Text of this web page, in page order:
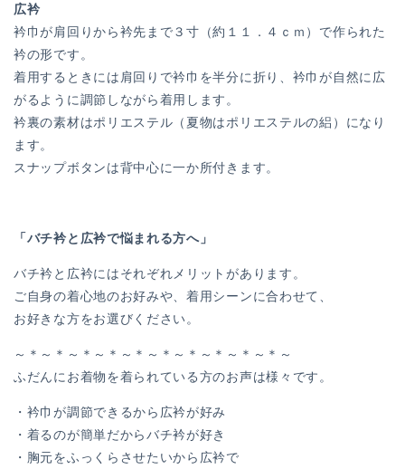
広衿
衿巾が肩回りから衿先まで３寸（約１１．４ｃｍ）で作られた
衿の形です。
着用するときには肩回りで衿巾を半分に折り、衿巾が自然に広
がるように調節しながら着用します。
衿裏の素材はポリエステル（夏物はポリエステルの絽）になり
ます。
スナップボタンは背中心に一か所付きます。
「バチ衿と広衿で悩まれる方へ」
バチ衿と広衿にはそれぞれメリットがあります。
ご自身の着心地のお好みや、着用シーンに合わせて、
お好きな方をお選びください。
～＊～＊～＊～＊～＊～＊～＊～＊～＊～＊～
ふだんにお着物を着られている方のお声は様々です。
・衿巾が調節できるから広衿が好み
・着るのが簡単だからバチ衿が好き
・胸元をふっくらさせたいから広衿で